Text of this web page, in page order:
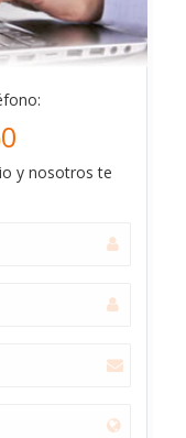
y nosotros te